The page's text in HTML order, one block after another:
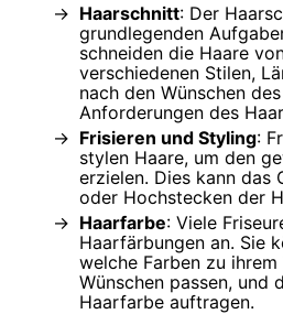
Haarschnitt: Der
grundlegenden
schneiden die Haare
verschiedenen Stilen,
nach den Wünschen
Anforderungen des
Frisieren und Styling:
stylen Haare, um den
erzielen. Dies kann das
oder Hochstecken der
Haarfarbe: Viele
Haarfärbungen an. Sie
welche Farben zu
Wünschen passen, und
Haarfarbe auftragen.